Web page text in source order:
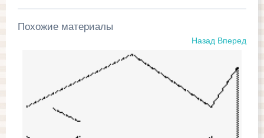
Похожие материалы
Назад Вперед